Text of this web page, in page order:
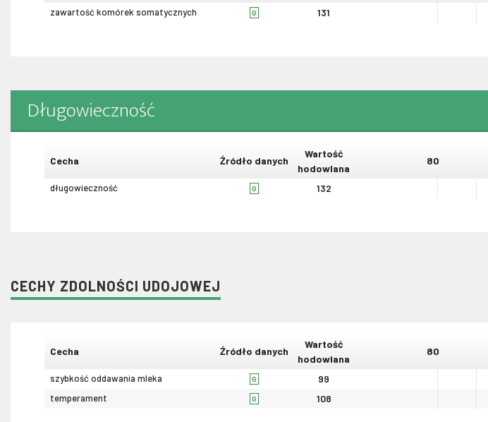
zawartość komórek somatycznych G 131
Długowieczność
Cecha Źródło danych
Wartość
hodowlana
80
długowieczność G 132
CECHY ZDOLNOŚCI UDOJOWEJ
Cecha Źródło danych
Wartość
hodowlana
80
szybkość oddawania mleka G 99
temperament G 108